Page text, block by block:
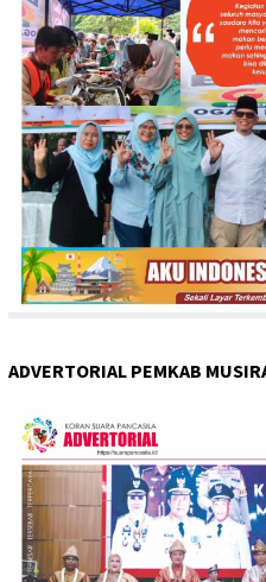
ADVERTORIAL PEMKAB